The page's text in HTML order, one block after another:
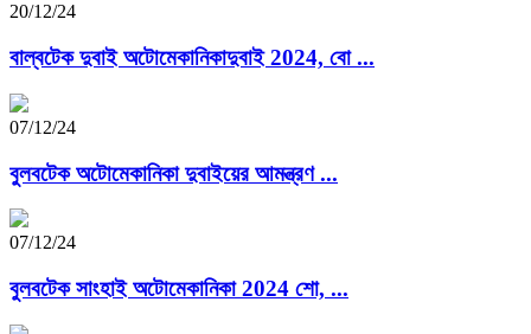
20/12/24
বাল্বটেক দুবাই অটোমেকানিকাদুবাই 2024, বো ...
07/12/24
বুলবটেক অটোমেকানিকা দুবাইয়ের আমন্ত্রণ ...
07/12/24
বুলবটেক সাংহাই অটোমেকানিকা 2024 শো, ...